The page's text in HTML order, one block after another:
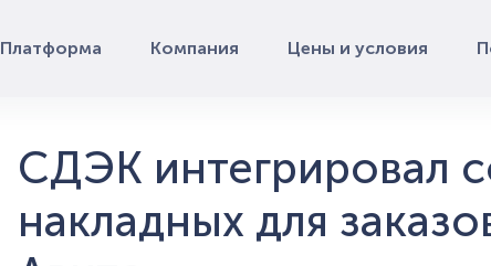
Платформа Компания Цены и условия
СДЭК интегрировал
накладных для